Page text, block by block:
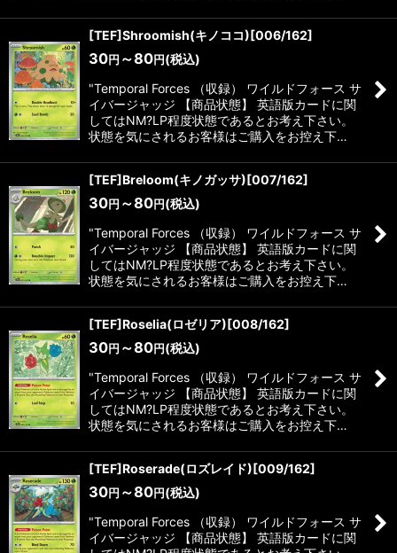
[TEF]Shroomish(キノココ)[006/162]
30円 ～80円 (税込)
"Temporal Forces （収録） ワイルドフォース サ
イバージャッジ 【商品状態】 英語版カードに関
してはNM?LP程度状態であるとお考え下さい。
状態を気にされるお客様はご購入をお控え下…
[TEF]Breloom(キノガッサ)[007/162]
30円 ～80円 (税込)
"Temporal Forces （収録） ワイルドフォース サ
イバージャッジ 【商品状態】 英語版カードに関
してはNM?LP程度状態であるとお考え下さい。
状態を気にされるお客様はご購入をお控え下…
[TEF]Roselia(ロゼリア)[008/162]
30円 ～80円 (税込)
"Temporal Forces （収録） ワイルドフォース サ
イバージャッジ 【商品状態】 英語版カードに関
してはNM?LP程度状態であるとお考え下さい。
状態を気にされるお客様はご購入をお控え下…
[TEF]Roserade(ロズレイド)[009/162]
30円 ～80円 (税込)
"Temporal Forces （収録） ワイルドフォース サ
イバージャッジ 【商品状態】 英語版カードに関